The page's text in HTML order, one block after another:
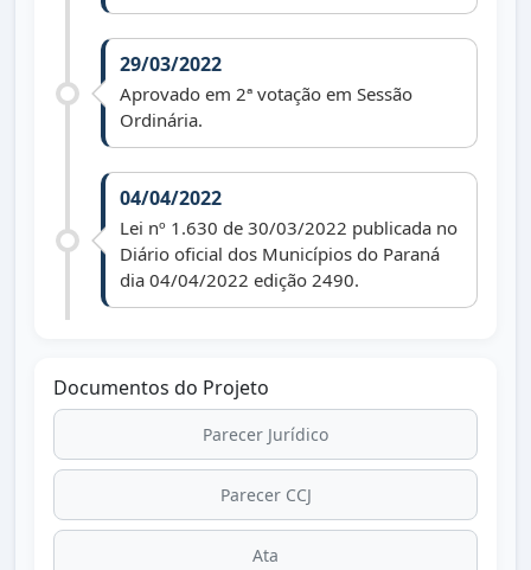
29/03/2022
Aprovado em 2ª votação em Sessão
Ordinária.
04/04/2022
Lei nº 1.630 de 30/03/2022 publicada no
Diário oficial dos Municípios do Paraná
dia 04/04/2022 edição 2490.
Documentos do Projeto
Parecer Jurídico
Parecer CCJ
Ata